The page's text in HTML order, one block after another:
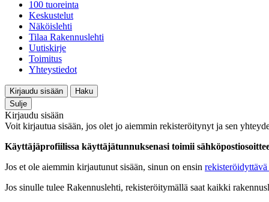
100 tuoreinta
Keskustelut
Näköislehti
Tilaa Rakennuslehti
Uutiskirje
Toimitus
Yhteystiedot
Kirjaudu sisään
Haku
Sulje
Kirjaudu sisään
Voit kirjautua sisään, jos olet jo aiemmin rekisteröitynyt ja sen
Käyttäjäprofiilissa käyttäjätunnuksenasi toimii
Jos et ole aiemmin kirjautunut sisään, sinun on ensin rekisteröidyttävä
Jos sinulle tulee Rakennuslehti, rekisteröitymällä saat kaikki